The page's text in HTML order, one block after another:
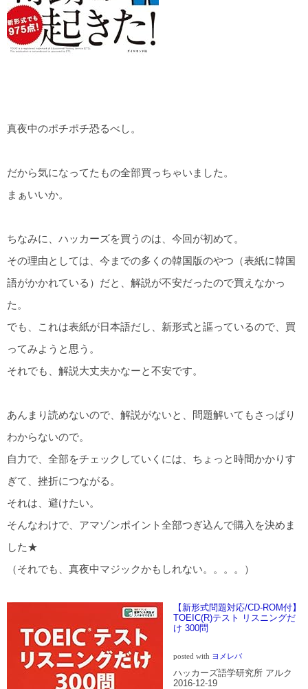
真夜中のポチポチ恐るべし。
だから気になってたもの全部買っちゃいました。
まぁいいか。
ちなみに、ハッカーズを買うのは、今回が初めて。
その理由としては、今までの多くの韓国版のやつ（表紙に韓国
語がかかれている）だと、解説が不安だったので買えなかっ
た。
でも、これは表紙が日本語だし、新形式と謳っているので、買
ってみようと思う。
それでも、解説大丈夫かなーと不安です。
あんまり読めないので、解説がないと、問題解いてもさっぱり
わからないので。
自力で、全部をチェックしていくには、ちょっと時間かかりす
ぎて、挫折につながる。
それは、避けたい。
そんなわけで、アマゾンポイント全部つぎ込んで購入を決めま
した★
（それでも、真夜中マジックかもしれない。。。。）
【新形式問題対応/CD-ROM付】
TOEIC(R)テスト リスニングだ
け 300問
posted with ヨメレバ
ハッカーズ語学研究所 アルク
2016-12-19